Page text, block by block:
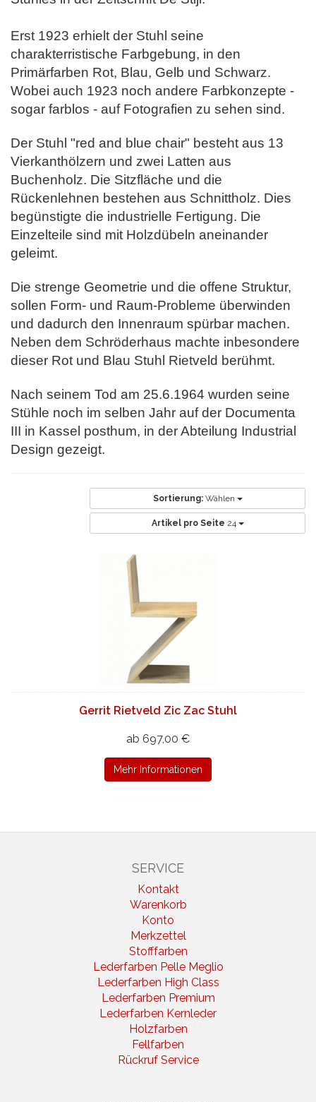
Erst 1923 erhielt der Stuhl seine
charakterristische Farbgebung, in den
Primärfarben Rot, Blau, Gelb und Schwarz.
Wobei auch 1923 noch andere Farbkonzepte -
sogar farblos - auf Fotografien zu sehen sind.
Der Stuhl "red and blue chair" besteht aus 13
Vierkanthölzern und zwei Latten aus
Buchenholz. Die Sitzfläche und die
Rückenlehnen bestehen aus Schnittholz. Dies
begünstigte die industrielle Fertigung. Die
Einzelteile sind mit Holzdübeln aneinander
geleimt.
Die strenge Geometrie und die offene Struktur,
sollen Form- und Raum-Probleme überwinden
und dadurch den Innenraum spürbar machen.
Neben dem Schröderhaus machte inbesondere
dieser Rot und Blau Stuhl Rietveld berühmt.
Nach seinem Tod am 25.6.1964 wurden seine
Stühle noch im selben Jahr auf der Documenta
III in Kassel posthum, in der Abteilung Industrial
Design gezeigt.
Sortierung: Wählen
Artikel pro Seite 24
Gerrit Rietveld Zic Zac Stuhl
ab 697,00 €
Mehr Informationen
SERVICE
Kontakt
Warenkorb
Konto
Merkzettel
Stofffarben
Lederfarben Pelle Meglio
Lederfarben High Class
Lederfarben Premium
Lederfarben Kernleder
Holzfarben
Fellfarben
Rückruf Service